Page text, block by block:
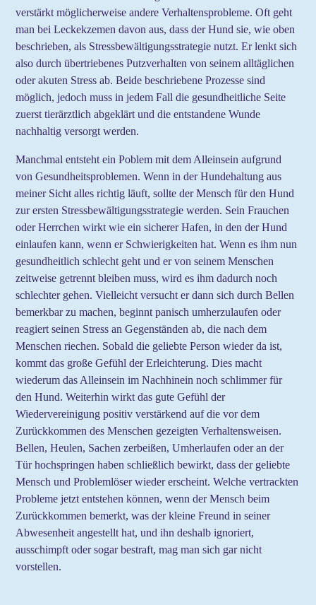
verstärkt möglicherweise andere Verhaltensprobleme. Oft geht
man bei Leckekzemen davon aus, dass der Hund sie, wie oben
beschrieben, als Stressbewältigungsstrategie nutzt. Er lenkt sich
also durch übertriebenes Putzverhalten von seinem alltäglichen
oder akuten Stress ab. Beide beschriebene Prozesse sind
möglich, jedoch muss in jedem Fall die gesundheitliche Seite
zuerst tierärztlich abgeklärt und die entstandene Wunde
nachhaltig versorgt werden.
Manchmal entsteht ein Poblem mit dem Alleinsein aufgrund
von Gesundheitsproblemen. Wenn in der Hundehaltung aus
meiner Sicht alles richtig läuft, sollte der Mensch für den Hund
zur ersten Stressbewältigungsstrategie werden. Sein Frauchen
oder Herrchen wirkt wie ein sicherer Hafen, in den der Hund
einlaufen kann, wenn er Schwierigkeiten hat. Wenn es ihm nun
gesundheitlich schlecht geht und er von seinem Menschen
zeitweise getrennt bleiben muss, wird es ihm dadurch noch
schlechter gehen. Vielleicht versucht er dann sich durch Bellen
bemerkbar zu machen, beginnt panisch umherzulaufen oder
reagiert seinen Stress an Gegenständen ab, die nach dem
Menschen riechen. Sobald die geliebte Person wieder da ist,
kommt das große Gefühl der Erleichterung. Dies macht
wiederum das Alleinsein im Nachhinein noch schlimmer für
den Hund. Weiterhin wirkt das gute Gefühl der
Wiedervereinigung positiv verstärkend auf die vor dem
Zurückkommen des Menschen gezeigten Verhaltensweisen.
Bellen, Heulen, Sachen zerbeißen, Umherlaufen oder an der
Tür hochspringen haben schließlich bewirkt, dass der geliebte
Mensch und Problemlöser wieder erscheint. Welche vertrackten
Probleme jetzt entstehen können, wenn der Mensch beim
Zurückkommen bemerkt, was der kleine Freund in seiner
Abwesenheit angestellt hat, und ihn deshalb ignoriert,
ausschimpft oder sogar bestraft, mag man sich gar nicht
vorstellen.